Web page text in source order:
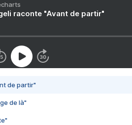
raconte "Avant de partir"
de partir"
de là"